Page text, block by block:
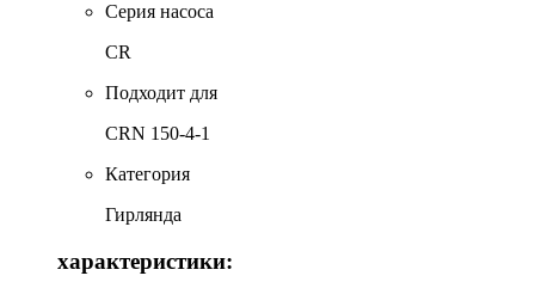
Серия насоса
CR
Подходит для
CRN 150-4-1
Категория
Гирлянда
характеристики: